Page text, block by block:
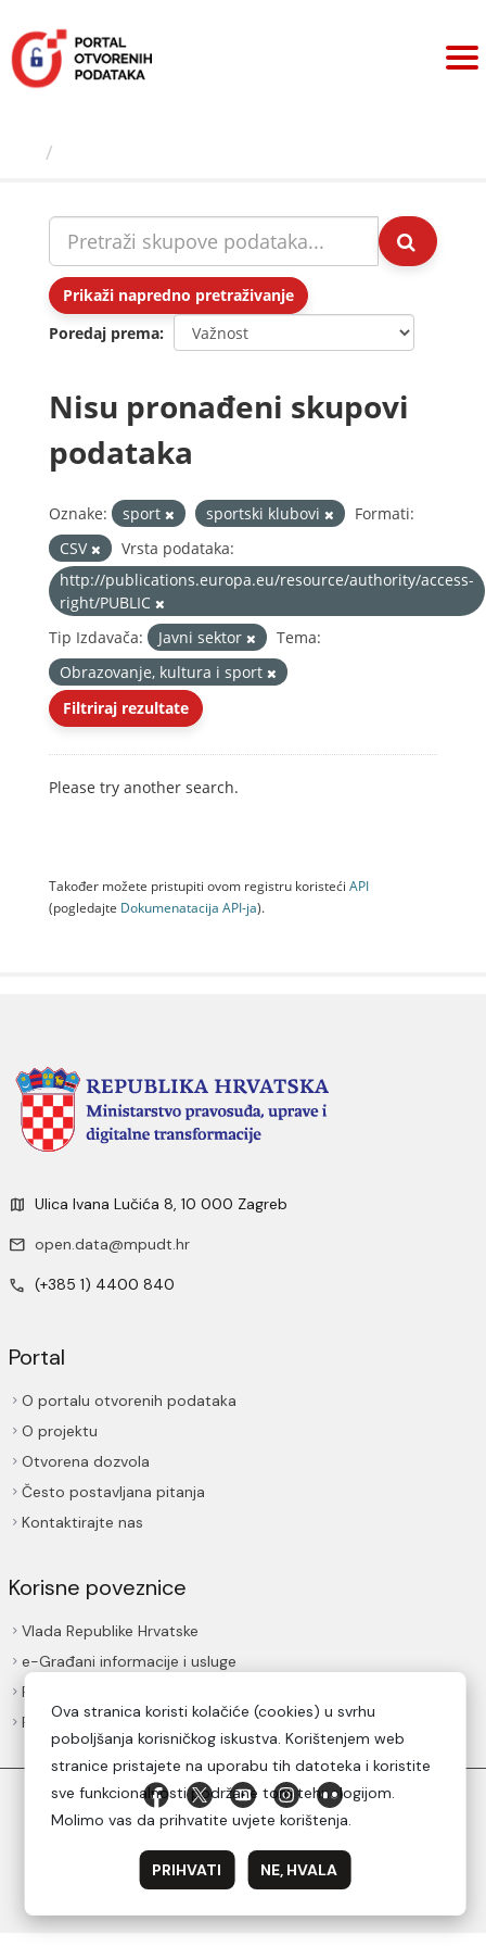
sadržaj
Prikaži napredno pretraživanje
Poredaj prema
Nisu pronađeni skupovi
podataka
Oznake: sport sportski klubovi
Formati:
CSV
Vrsta podataka:
http://publications.europa.eu/resource/authority/access-
right/PUBLIC
Tip Izdavača:
Javni sektor
Tema:
Obrazovanje, kultura i sport
Filtriraj rezultate
Please try another search.
Također možete pristupiti ovom registru koristeći API
(pogledajte Dokumenаtаcijа API-jа).